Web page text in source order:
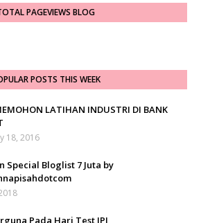
PAGEVIEWS BLOG
POSTS THIS WEEK
LATIHAN INDUSTRI DI BANK
18, 2016
Special Bloglist 7 Juta by